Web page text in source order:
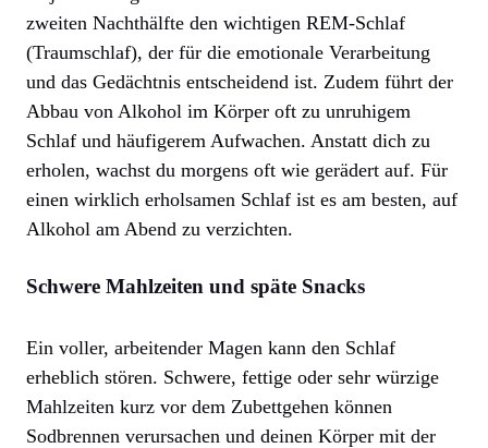
zweiten Nachthälfte den wichtigen REM-Schlaf
(Traumschlaf), der für die emotionale Verarbeitung
und das Gedächtnis entscheidend ist. Zudem führt der
Abbau von Alkohol im Körper oft zu unruhigem
Schlaf und häufigerem Aufwachen. Anstatt dich zu
erholen, wachst du morgens oft wie gerädert auf. Für
einen wirklich erholsamen Schlaf ist es am besten, auf
Alkohol am Abend zu verzichten.
Schwere Mahlzeiten und späte Snacks
Ein voller, arbeitender Magen kann den Schlaf
erheblich stören. Schwere, fettige oder sehr würzige
Mahlzeiten kurz vor dem Zubettgehen können
Sodbrennen verursachen und deinen Körper mit der